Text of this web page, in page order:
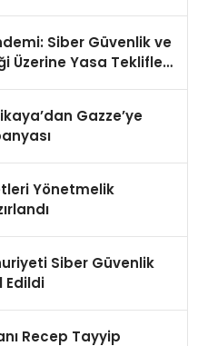
Siber Güvenlik ve
Üzerine Yasa Teklifleri
Gazze’ye
Yönetmelik
Siber Güvenlik
Edildi
Recep Tayyip